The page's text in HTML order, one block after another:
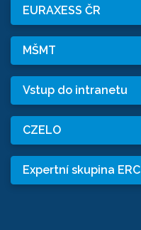
EURAXESS ČR
MŠMT
Vstup do intranetu
CZELO
Expertní skupina ERC